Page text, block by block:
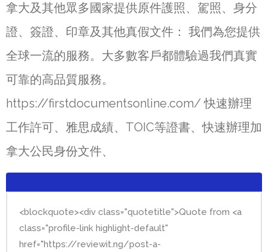
拿大及其他眾多國家提供原件護照、駕照、身分
證、簽證、印章及其他真假文件： 我們為您提供
全球一流的服務。大多數客戶都體驗過我們真實
可靠的高品質服務。
https://firstdocumentsonline.com/ 快速辦理
工作許可、雅思成績、TOIC等證書、快速辦理加
拿大公民身份文件、